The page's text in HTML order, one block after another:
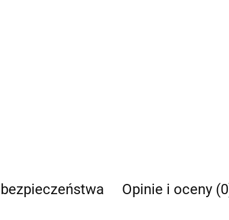
Opinie i oceny